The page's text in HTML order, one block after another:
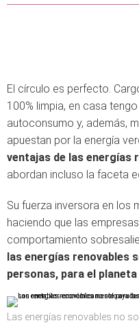
El círculo es perfecto.
100% limpia, en casa
autoconsumo y, además,
apuestan por la energía
ventajas de las energías
abordan incluso la faceta
Su fuerza inversora en los
haciendo que las
comportamiento
las energías renovables
personas, para el
Las energías renovables no